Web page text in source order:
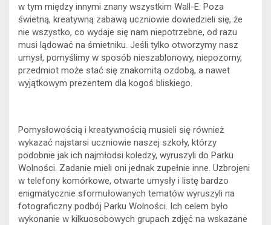
w tym między innymi znany wszystkim Wall-E. Poza
świetną, kreatywną zabawą uczniowie dowiedzieli się, że
nie wszystko, co wydaje się nam niepotrzebne, od razu
musi lądować na śmietniku. Jeśli tylko otworzymy nasz
umysł, pomyślimy w sposób nieszablonowy, niepozorny,
przedmiot może stać się znakomitą ozdobą, a nawet
wyjątkowym prezentem dla kogoś bliskiego.
Pomysłowością i kreatywnością musieli się również
wykazać najstarsi uczniowie naszej szkoły, którzy
podobnie jak ich najmłodsi koledzy, wyruszyli do Parku
Wolności. Zadanie mieli oni jednak zupełnie inne. Uzbrojeni
w telefony komórkowe, otwarte umysły i listę bardzo
enigmatycznie sformułowanych tematów wyruszyli na
fotograficzny podbój Parku Wolności. Ich celem było
wykonanie w kilkuosobowych grupach zdjęć na wskazane